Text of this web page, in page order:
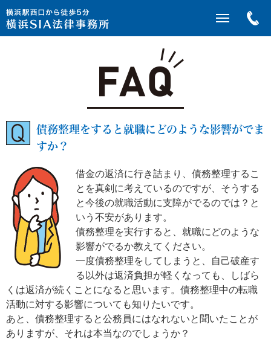
債務整理をすると就職にどのような影響がでま
すか？
借金の返済に行き詰まり、債務整理するこ
とを真剣に考えているのですが、そうする
と今後の就職活動に支障がでるのでは？と
いう不安があります。
債務整理を実行すると、就職にどのような
影響がでるか教えてください。
一度債務整理をしてしまうと、自己破産す
る以外は返済負担が軽くなっても、しばら
くは返済が続くことになると思います。債務整理中の転職
活動に対する影響についても知りたいです。
あと、債務整理すると公務員にはなれないと聞いたことが
ありますが、それは本当なのでしょうか？